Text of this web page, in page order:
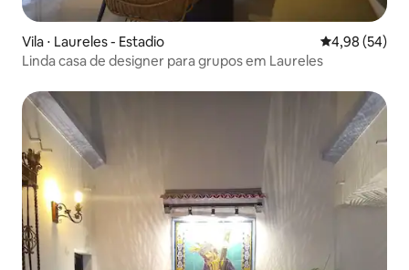
Vila ⋅ Laureles - Estadio 4,98 de uma
4,98 (54)
Linda casa de designer para grupos em Laureles